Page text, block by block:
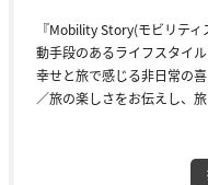
『Mobility Story(モビリテ
動手段のあるライフスタイ
幸せと旅で感じる非日常の
／旅の楽しさをお伝えし、